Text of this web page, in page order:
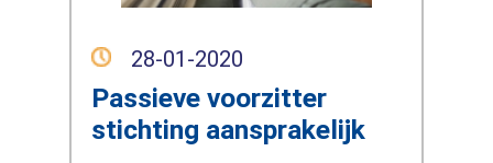
28-01-2020
Passieve voorzitter
stichting aansprakelijk